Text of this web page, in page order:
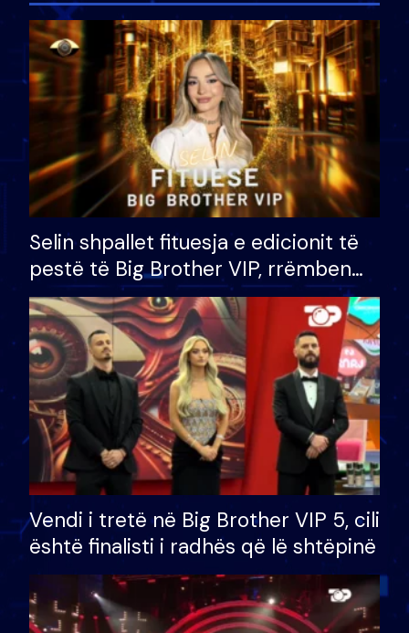
Selin shpallet fituesja e edicionit të
pestë të Big Brother VIP, rrëmben
çmimin e madh prej 100 mijë eurosh
Vendi i tretë në Big Brother VIP 5, cili
është finalisti i radhës që lë shtëpinë